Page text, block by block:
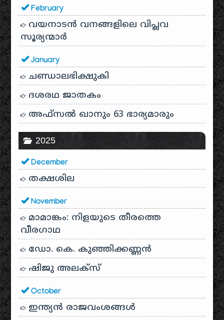
February
വയനാടൻ വനങ്ങളിലെ വിപ്ലവ
സൂര്യന്മാർ
January
ചണ്ഡാലഭിക്ഷുകി
ദശരഥ ജാതകം
അഫ്സൽ ഖാനും 63 ഭാര്യമാരും
2025
December
തക്ഷശില
November
മാമാങ്കം: നിളയുടെ തീരത്തെ
വീരഗാഥ
ഡോ. കെ. കുഞ്ഞിക്കണ്ണൻ
ഷിജു അലക്സ്
October
ഇന്ത്യൻ രാജവംശങ്ങൾ